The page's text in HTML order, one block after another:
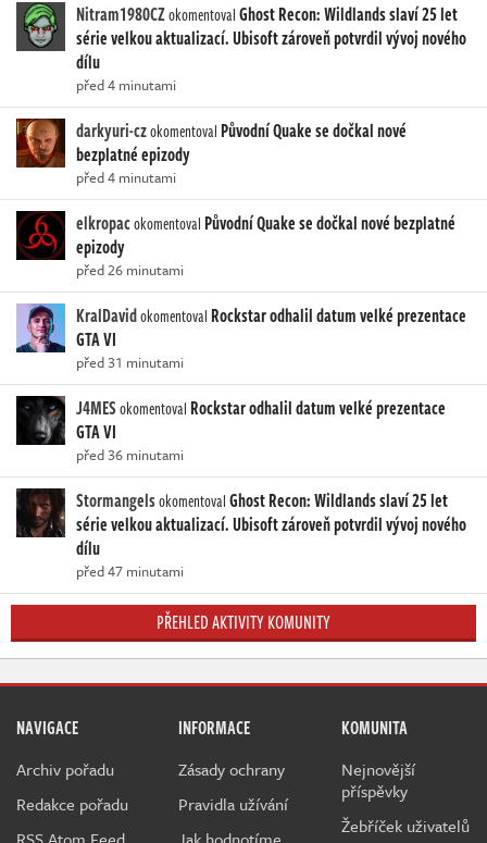
Nitram1980CZokomentovalGhost Recon: Wildlands slaví 25 let
série velkou aktualizací. Ubisoft zároveň potvrdil vývoj nového
dílu
před 4 minutami
darkyuri-czokomentoval Původní Quake se dočkal nové
bezplatné epizody
před 4 minutami
elkropacokomentoval Původní Quake se dočkal nové bezplatné
epizody
před 26 minutami
KralDavidokomentoval Rockstar odhalil datum velké prezentace
GTA VI
před 31 minutami
J4MESokomentoval Rockstar odhalil datum velké prezentace
GTA VI
před 36 minutami
StormangelsokomentovalGhost Recon: Wildlands slaví 25 let
série velkou aktualizací. Ubisoft zároveň potvrdil vývoj nového
dílu
před 47 minutami
PŘEHLED AKTIVITY KOMUNITY
NAVIGACE
Archiv pořadu
Redakce pořadu
INFORMACE
Zásady ochrany
Pravidla užívání
KOMUNITA
Nejnovější
příspěvky
Žebříček uživatelů